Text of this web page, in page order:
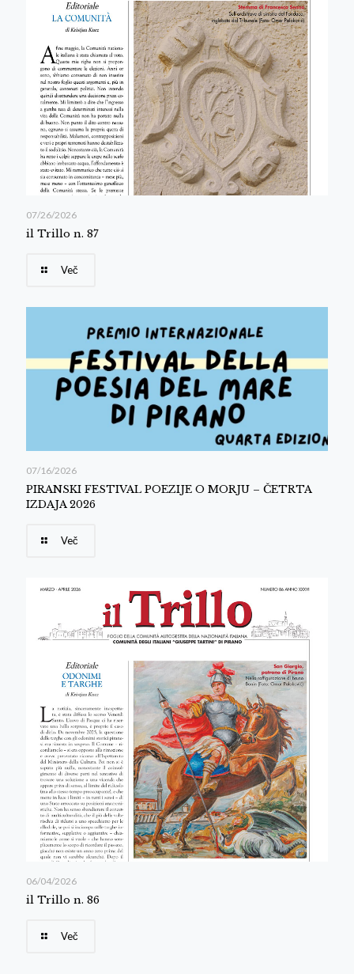
07/26/2026
il Trillo n. 87
Več
07/16/2026
PIRANSKI FESTIVAL POEZIJE O MORJU – ČETRTA
IZDAJA 2026
Več
06/04/2026
il Trillo n. 86
Več